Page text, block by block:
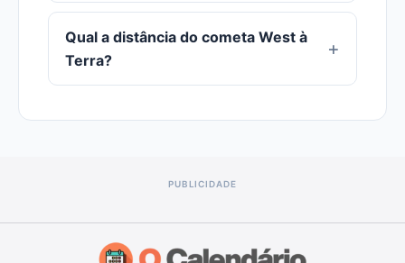
Qual a distância do cometa West à
Terra?